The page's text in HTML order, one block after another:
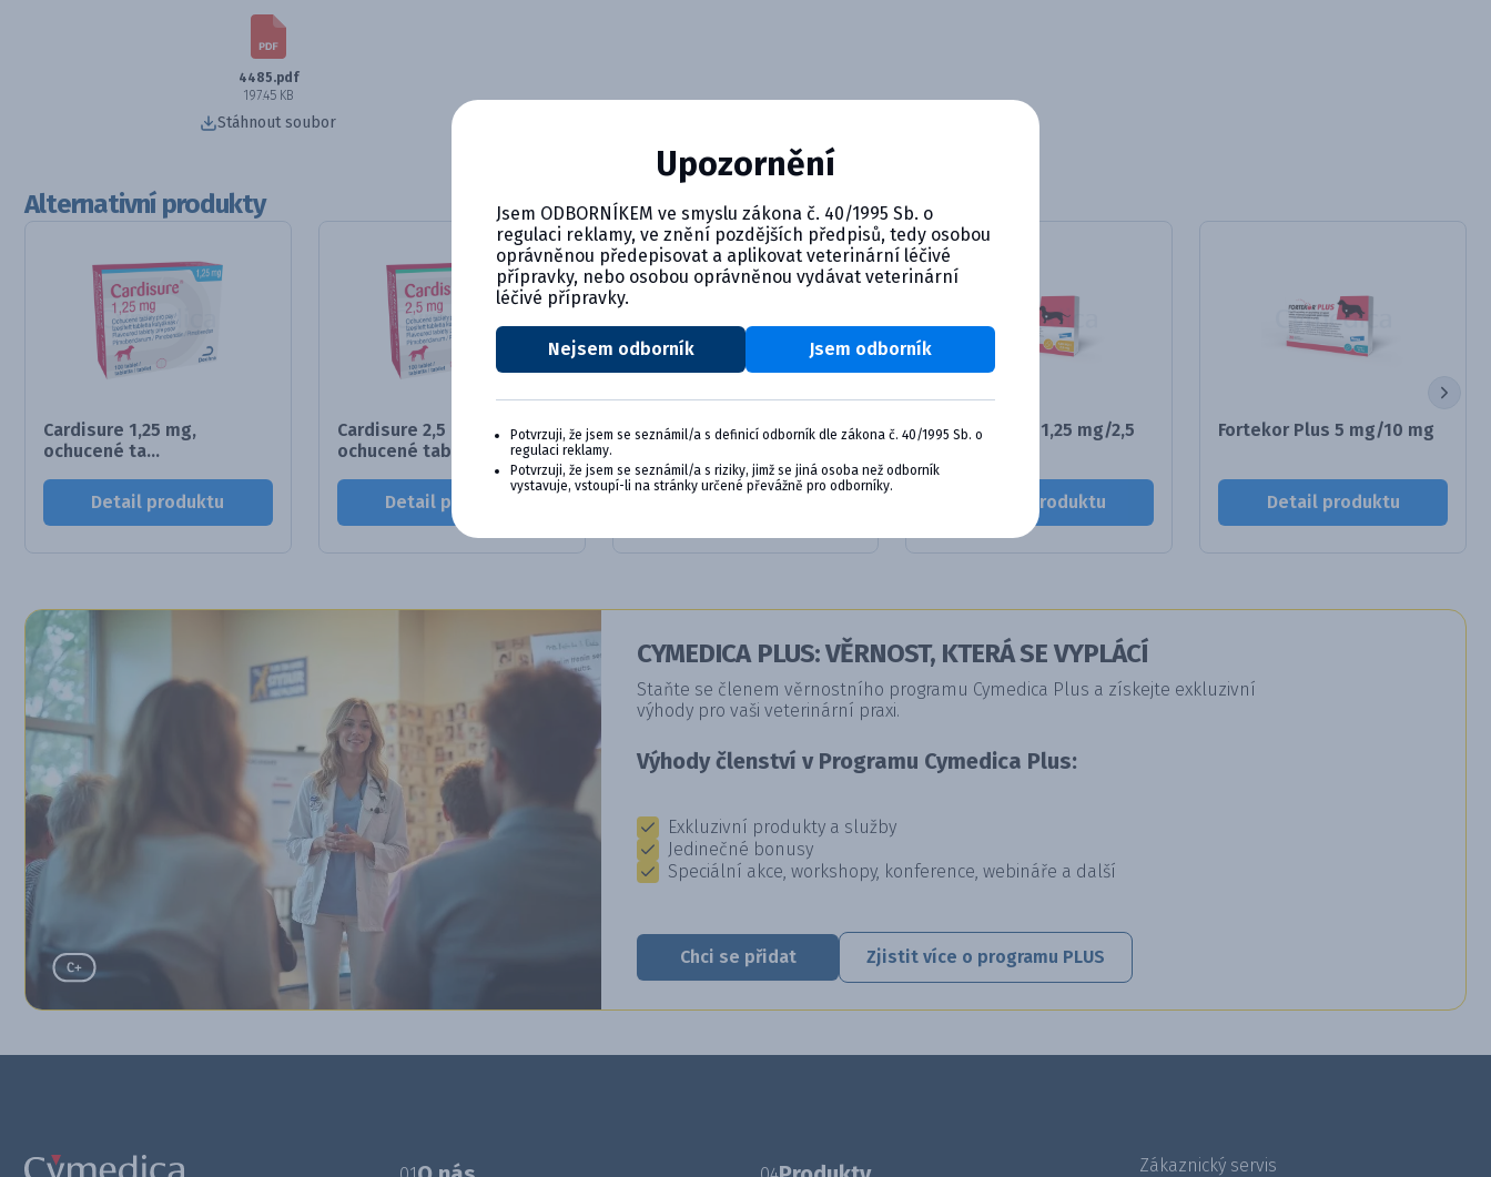
4485.pdf
197.45 KB
Stáhnout soubor
Alternativní produkty
Cardisure 1,25 mg,
ochucené ta...
Detail produktu
Cardisure 2,5 mg,
ochucené tab...
Detail produktu
Cardisure 5 mg, ochucené
Fortekor Plus 1,25 mg/2,5
Detail produktu
Fortekor Plus 5 mg/10 mg
Detail produktu
CYMEDICA PLUS: VĚRNOST, KTERÁ SE VYPLÁCÍ
Staňte se členem věrnostního programu Cymedica Plus a získejte exkluzivní
výhody pro vaši veterinární praxi.
Výhody členství v Programu Cymedica Plus:
Exkluzivní produkty a služby
Jedinečné bonusy
Speciální akce, workshopy, konference, webináře a další
Chci se přidat Zjistit více o programu PLUS
Zákaznický servis
Upozornění
Jsem ODBORNÍKEM ve smyslu zákona č. 40/1995 Sb. o
regulaci reklamy, ve znění pozdějších předpisů, tedy osobou
oprávněnou předepisovat a aplikovat veterinární léčivé
přípravky, nebo osobou oprávněnou vydávat veterinární
léčivé přípravky.
Nejsem odborník Jsem odborník
Potvrzuji, že jsem se seznámil/a s definicí odborník dle zákona č. 40/1995 Sb. o
regulaci reklamy.
Potvrzuji, že jsem se seznámil/a s riziky, jimž se jiná osoba než odborník
vystavuje, vstoupí-li na stránky určené převážně pro odborníky.